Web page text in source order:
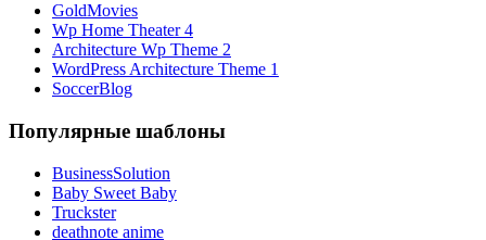
GoldMovies
Wp Home Theater 4
Architecture Wp Theme 2
WordPress Architecture Theme 1
SoccerBlog
Популярные шаблоны
BusinessSolution
Baby Sweet Baby
Truckster
deathnote anime